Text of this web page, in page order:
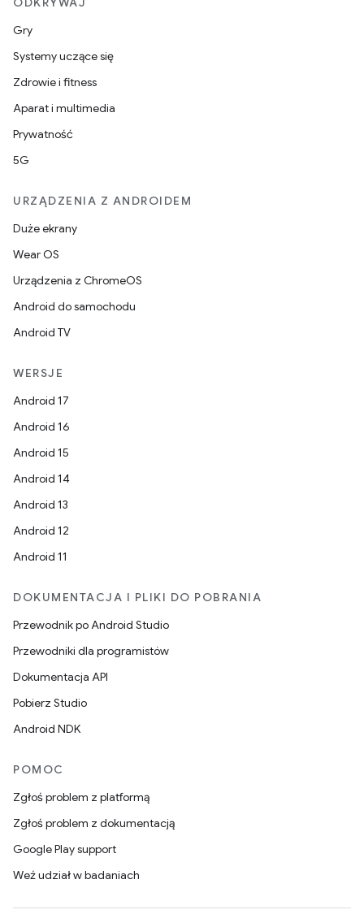
Gry
Systemy uczące się
Zdrowie i fitness
Aparat i multimedia
Prywatność
5G
URZĄDZENIA Z ANDROIDEM
Duże ekrany
Wear OS
Urządzenia z ChromeOS
Android do samochodu
Android TV
WERSJE
Android 17
Android 16
Android 15
Android 14
Android 13
Android 12
Android 11
DOKUMENTACJA I PLIKI DO POBRANIA
Przewodnik po Android Studio
Przewodniki dla programistów
Dokumentacja API
Pobierz Studio
Android NDK
POMOC
Zgłoś problem z platformą
Zgłoś problem z dokumentacją
Google Play support
Weź udział w badaniach